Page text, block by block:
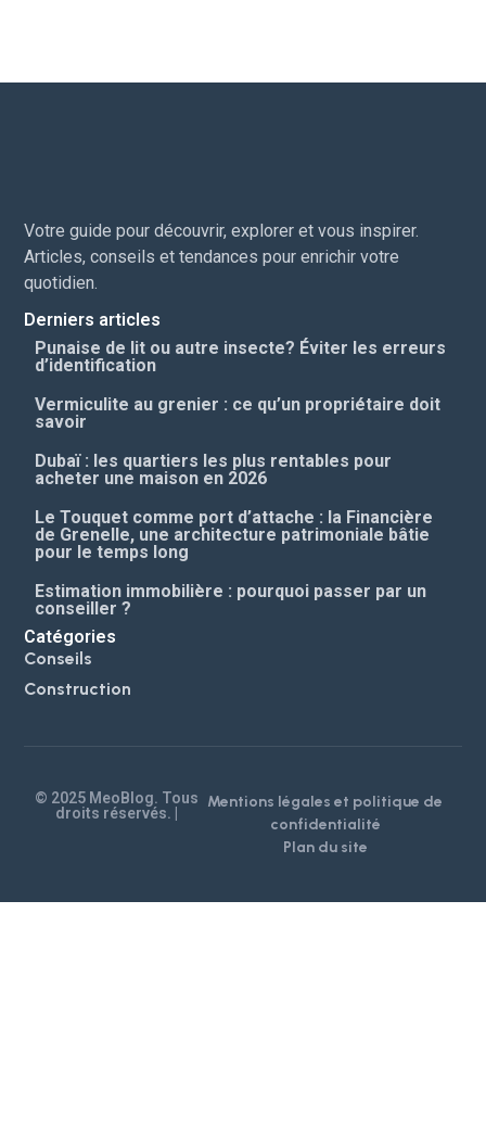
Votre guide pour découvrir, explorer et vous inspirer.
Articles, conseils et tendances pour enrichir votre
quotidien.
Derniers articles
Punaise de lit ou autre insecte? Éviter les erreurs
d’identification
Vermiculite au grenier : ce qu’un propriétaire doit
savoir
Dubaï : les quartiers les plus rentables pour
acheter une maison en 2026
Le Touquet comme port d’attache : la Financière
de Grenelle, une architecture patrimoniale bâtie
pour le temps long
Estimation immobilière : pourquoi passer par un
conseiller ?
Catégories
Conseils
Construction
© 2025 MeoBlog. Tous
droits réservés. |
Mentions légales et politique de
confidentialité
Plan du site